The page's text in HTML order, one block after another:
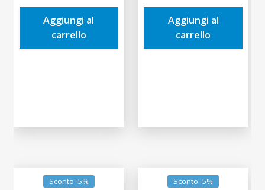
era:
2,90€.
è:
Aggiungi al
carrello
era:
5,90€.
è:
Aggiungi al
carrello
Sconto -5% Sconto -5%